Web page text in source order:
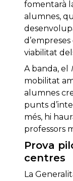
fomentarà
alumnes,
viabilitat
A banda, el
mobilitat
alumnes
punts
més, hi
professors
Prova
centres
La